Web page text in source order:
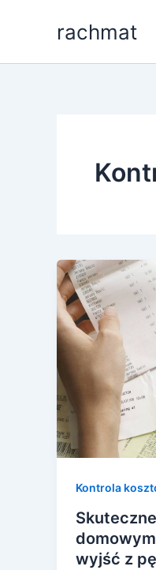
rachmat
Kontrola
wyjść z